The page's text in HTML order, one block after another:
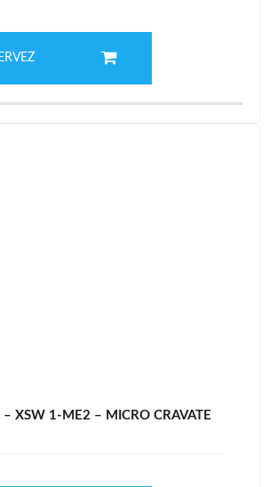
– XSW 1-ME2 – MICRO CRAVATE